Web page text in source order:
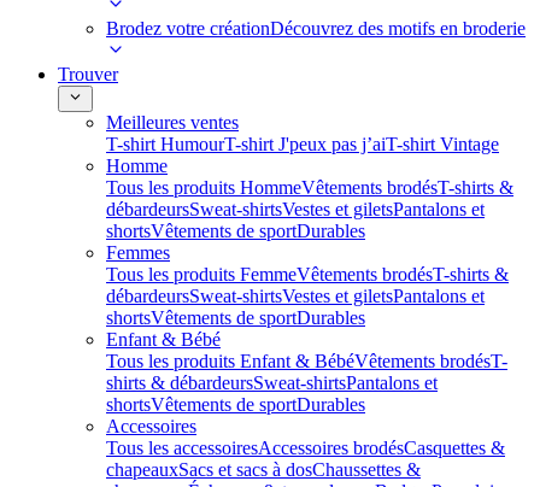
Brodez votre créationDécouvrez des motifs en broderie
Trouver
Meilleures ventes
T-shirt HumourT-shirt J'peux pas j’aiT-shirt Vintage
Homme
Tous les produits HommeVêtements brodésT-shirts &
débardeursSweat-shirtsVestes et giletsPantalons et
shortsVêtements de sportDurables
Femmes
Tous les produits FemmeVêtements brodésT-shirts &
débardeursSweat-shirtsVestes et giletsPantalons et
shortsVêtements de sportDurables
Enfant & Bébé
Tous les produits Enfant & BébéVêtements brodésT-
shirts & débardeursSweat-shirtsPantalons et
shortsVêtements de sportDurables
Accessoires
Tous les accessoiresAccessoires brodésCasquettes &
chapeauxSacs et sacs à dosChaussettes &